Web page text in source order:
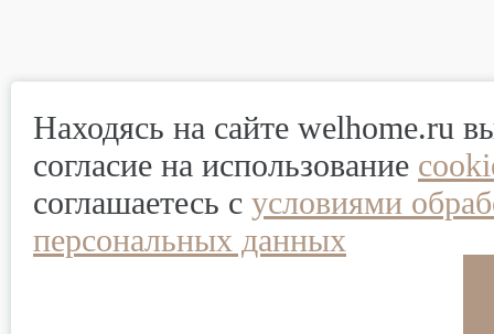
Находясь на сайте welhome.ru
согласие на использование
соглашаетесь с условиями
персональных данных